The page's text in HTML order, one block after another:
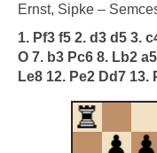
Ernst, Sipke –
1. Pf3 f5 2. d3 d5 3.
O 7. b3 Pc6 8. Lb2
Le8 12. Pe2 Dd7 13.